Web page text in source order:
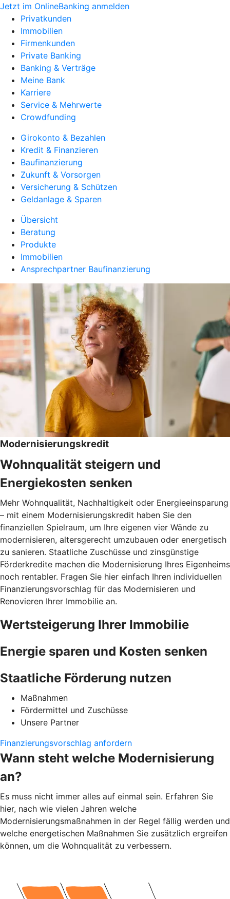
Jetzt im OnlineBanking anmelden
Privatkunden
Immobilien
Firmenkunden
Private Banking
Banking & Verträge
Meine Bank
Karriere
Service & Mehrwerte
Crowdfunding
Girokonto & Bezahlen
Kredit & Finanzieren
Baufinanzierung
Zukunft & Vorsorgen
Versicherung & Schützen
Geldanlage & Sparen
Übersicht
Beratung
Produkte
Immobilien
Ansprechpartner Baufinanzierung
Modernisierungskredit
Wohnqualität steigern und
Energiekosten senken
Mehr Wohnqualität, Nachhaltigkeit oder Energieeinsparung
– mit einem Modernisierungskredit haben Sie den
finanziellen Spielraum, um Ihre eigenen vier Wände zu
modernisieren, altersgerecht umzubauen oder energetisch
zu sanieren. Staatliche Zuschüsse und zinsgünstige
Förderkredite machen die Modernisierung Ihres Eigenheims
noch rentabler. Fragen Sie hier einfach Ihren individuellen
Finanzierungsvorschlag für das Modernisieren und
Renovieren Ihrer Immobilie an.
Wertsteigerung Ihrer Immobilie
Energie sparen und Kosten senken
Staatliche Förderung nutzen
Maßnahmen
Fördermittel und Zuschüsse
Unsere Partner
Finanzierungsvorschlag anfordern
Wann steht welche Modernisierung
an?
Es muss nicht immer alles auf einmal sein. Erfahren Sie
hier, nach wie vielen Jahren welche
Modernisierungsmaßnahmen in der Regel fällig werden und
welche energetischen Maßnahmen Sie zusätzlich ergreifen
können, um die Wohnqualität zu verbessern.